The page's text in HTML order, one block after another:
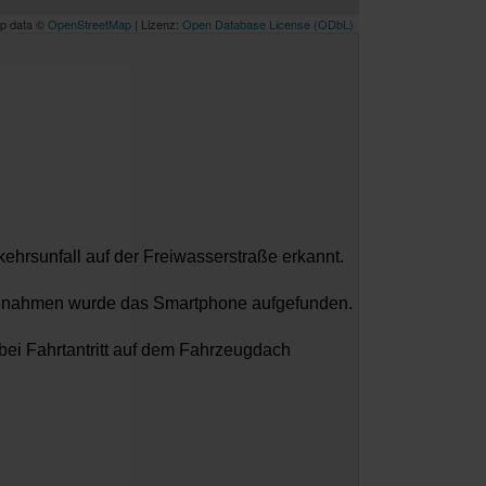
data © OpenStreetMap | Lizenz: Open Database License (ODbL)
auf der Freiwasserstraße erkannt.
wurde das Smartphone aufgefunden.
Fahrtantritt auf dem Fahrzeugdach